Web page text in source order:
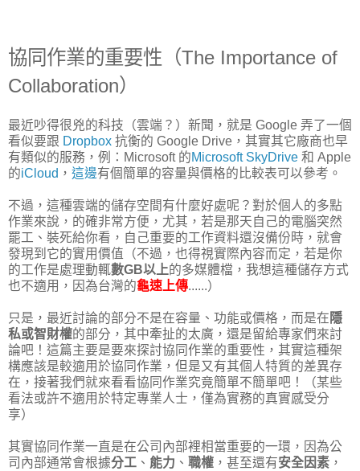
協同作業的重要性（The Importance of
Collaboration）
最近吵得很兇的科技（雲端？）新聞，就是 Google 弄了一個
看似要跟 Dropbox 抗衡的 Google Drive ，其實其它廠商也早
有類似的服務，例：Microsoft 的Microsoft SkyDrive 和 Apple
的iCloud ， 這邊有個簡單的容量與價格的比較表可以參考。
不過，這種雲端的儲存空間有什麼好處呢？對於個人的多點
作業來說，的確非常方便，尤其，若是那天自己的電腦突然
罷工、裝死給你看，自己重要的工作資料還沒備份時，就會
發現到它的實用價值（不過，也得視實際內容而定，若是你
的工作是處理動輒數GB以上的多媒體檔，我想這種儲存方式
也不適用，因為台灣的龜速上傳......）
只是，最近討論的部分不是在容量、功能或價格，而是在 隱
私或智財權的部分，其中牽扯的太廣，還是留給專家們來討
論吧！這篇主要是要來探討協同作業的重要性，其實這種架
構應該是較適用於協同作業，但是又有其個人特質的差異存
在，接著我們就來看看協同作業究竟簡單不簡單吧！（某些
看法或許不適用於特定專業人士，僅為實務的真實感受分
享）
其實協同作業一直是在公司內部裡相當重要的一環，因為公
司內部通常會根據分工 、 能力 、 職權 ，甚至還有安全因素 ，